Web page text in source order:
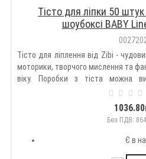
Тісто для ліпки 50
шоубоксі BABY
Тісто для ліплення від Zibi -
моторики, творчого мислення та
віку. Поробки з тіста можна
оригінальні іграшки! 50 стіків з
кольорів асорті в наборі Виготовлено..
Без ПДВ:
Є в